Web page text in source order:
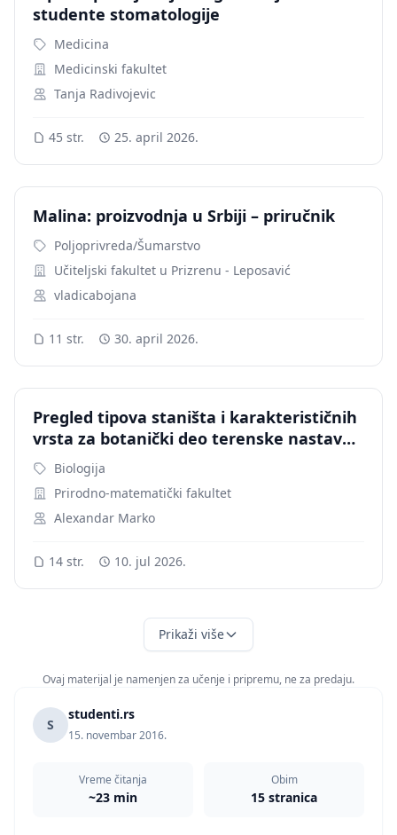
studente stomatologije
Medicina
Medicinski fakultet
Tanja Radivojevic
45 str. 25. april 2026.
Malina: proizvodnja u Srbiji – priručnik
Poljoprivreda/Šumarstvo
Učiteljski fakultet u Prizrenu - Leposavić
vladicabojana
11 str. 30. april 2026.
Pregled tipova staništa i karakterističnih
vrsta za botanički deo terenske nastave
II
Biologija
Prirodno-matematički fakultet
Alexandar Marko
14 str. 10. jul 2026.
Prikaži više
Ovaj materijal je namenjen za učenje i pripremu, ne za predaju.
S
studenti.rs
15. novembar 2016.
Vreme čitanja
~23 min
Obim
15 stranica